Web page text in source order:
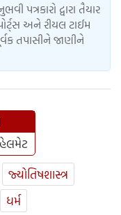
પત્રકારો દ્વારા તૈયાર
અને રીયલ ટાઈમ
તપાસીને જાણીને
જ્યોતિષશાસ્ત્ર
ધર્મ